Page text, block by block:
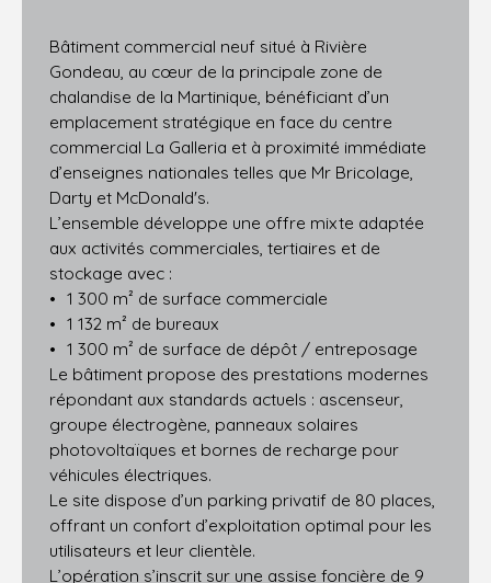
Bâtiment commercial neuf situé à Rivière
Gondeau, au cœur de la principale zone de
chalandise de la Martinique, bénéficiant d’un
emplacement stratégique en face du centre
commercial La Galleria et à proximité immédiate
d’enseignes nationales telles que Mr Bricolage,
Darty et McDonald's.
L’ensemble développe une offre mixte adaptée
aux activités commerciales, tertiaires et de
stockage avec :
1 300 m² de surface commerciale
1 132 m² de bureaux
1 300 m² de surface de dépôt / entreposage
Le bâtiment propose des prestations modernes
répondant aux standards actuels : ascenseur,
groupe électrogène, panneaux solaires
photovoltaïques et bornes de recharge pour
véhicules électriques.
Le site dispose d’un parking privatif de 80 places,
offrant un confort d’exploitation optimal pour les
utilisateurs et leur clientèle.
L’opération s’inscrit sur une assise foncière de 9